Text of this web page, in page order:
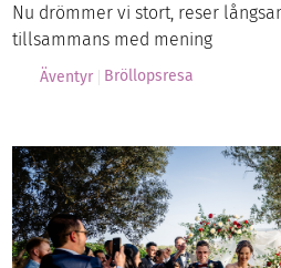
Nu drömmer vi stort, reser
tillsammans med mening
Äventyr Bröllopsresa